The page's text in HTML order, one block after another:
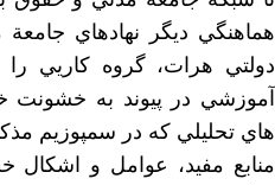
هماهنگي ديگر نهادهاي
دولتي هرات، گروه كاريي را
آموزشي در پيوند به خشونت
هاي تحليلي كه در سمپوزيم
منابع مفيد، عوامل و اشكال